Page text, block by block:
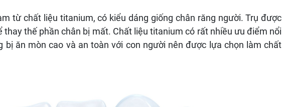
từ chất liệu titanium, có kiểu dáng giống chân răng người. Trụ được
thay thế phần chân bị mất. Chất liệu titanium có rất nhiều ưu điểm nổi
bị ăn mòn cao và an toàn với con người nên được lựa chọn làm chất